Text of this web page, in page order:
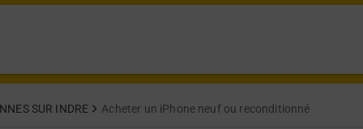
SUR INDRE Acheter un iPhone neuf ou reconditionné